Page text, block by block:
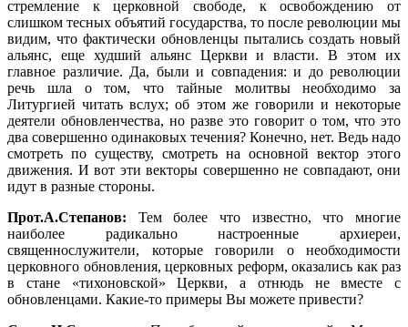
стремление к церковной свободе, к освобождению от
слишком тесных объятий государства, то после революции мы
видим, что фактически обновленцы пытались создать новый
альянс, еще худший альянс Церкви и власти. В этом их
главное различие. Да, были и совпадения: и до революции
речь шла о том, что тайные молитвы необходимо за
Литургией читать вслух; об этом же говорили и некоторые
деятели обновленчества, но разве это говорит о том, что это
два совершенно одинаковых течения? Конечно, нет. Ведь надо
смотреть по существу, смотреть на основной вектор этого
движения. И вот эти векторы совершенно не совпадают, они
идут в разные стороны.
Прот.А.Степанов: Тем более что известно, что многие
наиболее радикально настроенные архиереи,
священнослужители, которые говорили о необходимости
церковного обновления, церковных реформ, оказались как раз
в стане «тихоновской» Церкви, а отнюдь не вместе с
обновленцами. Какие-то примеры Вы можете привести?